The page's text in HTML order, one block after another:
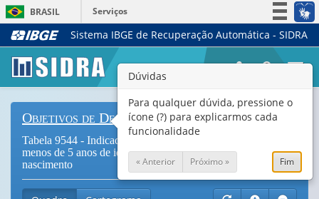
BRASIL
Serviços
Simplifique!
Legislação
Canais
Sistema IBGE de Recuperação Automática - SIDRA
Objetivos de Desenvolvimento Sustentável
Tabela 9544 - Indicador 16.9.1 - Percentual de crianças com
menos de 5 anos de idade que tinham registro civil de
nascimento
Dúvidas
Para qualquer dúvida, pressione o
ícone (?) para explicarmos cada
funcionalidade
« Anterior Próximo » Fim